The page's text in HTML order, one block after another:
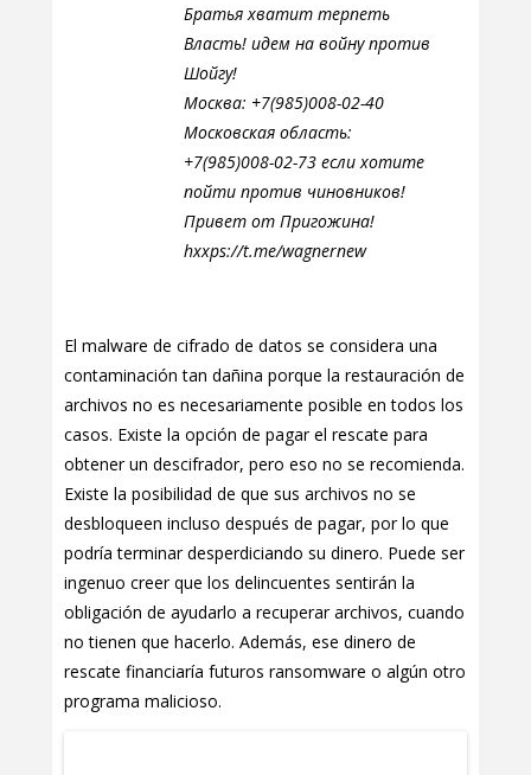
Братья хватит терпеть
Власть! идем на войну против
Шойгу!
Москва: +7(985)008-02-40
Московская область:
+7(985)008-02-73 если хотите
пойти против чиновников!
Привет от Пригожина!
hxxps://t.me/wagnernew
El malware de cifrado de datos se considera una
contaminación tan dañina porque la restauración de
archivos no es necesariamente posible en todos los
casos. Existe la opción de pagar el rescate para
obtener un descifrador, pero eso no se recomienda.
Existe la posibilidad de que sus archivos no se
desbloqueen incluso después de pagar, por lo que
podría terminar desperdiciando su dinero. Puede ser
ingenuo creer que los delincuentes sentirán la
obligación de ayudarlo a recuperar archivos, cuando
no tienen que hacerlo. Además, ese dinero de
rescate financiaría futuros ransomware o algún otro
programa malicioso.